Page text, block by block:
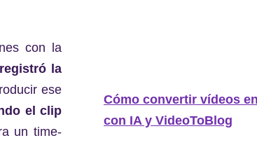
con la
registró la
ese
el clip
un time-
Cómo convertir vídeos
con IA y VideoToBlog